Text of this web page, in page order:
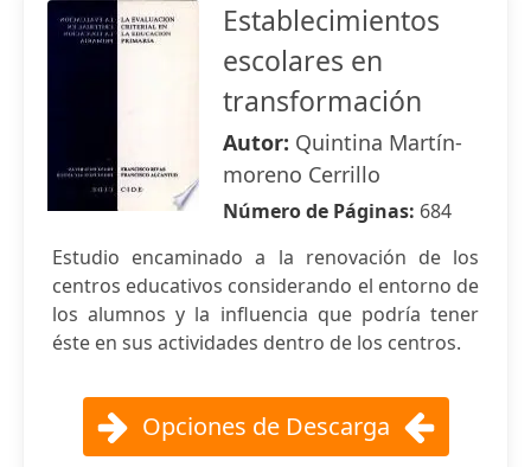
Establecimientos
escolares en
transformación
Autor: Quintina Martín-
moreno Cerrillo
Número de Páginas: 684
Estudio encaminado a la renovación de los
centros educativos considerando el entorno de
los alumnos y la influencia que podría tener
éste en sus actividades dentro de los centros.
Opciones de Descarga